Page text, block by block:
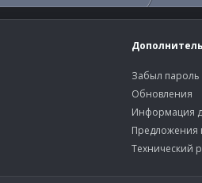
Забыл пароль
Обновления
Информация
Предложения
Технический